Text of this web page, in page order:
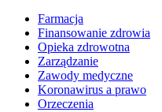
Farmacja
Finansowanie zdrowia
Opieka zdrowotna
Zarządzanie
Zawody medyczne
Koronawirus a prawo
Orzeczenia